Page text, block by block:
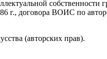
собственности
г., договора ВОИС по
(авторских прав).